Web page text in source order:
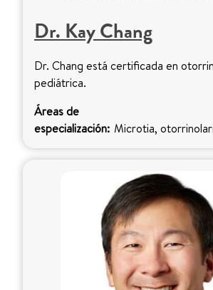
Dr. Kay Chang
Dr. Chang está certificada en
pediátrica.
Áreas de
especialización: Microtia,